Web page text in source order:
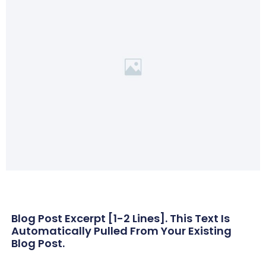
Blog Post Excerpt [1-2 Lines]. This Text Is
Automatically Pulled From Your Existing
Blog Post.